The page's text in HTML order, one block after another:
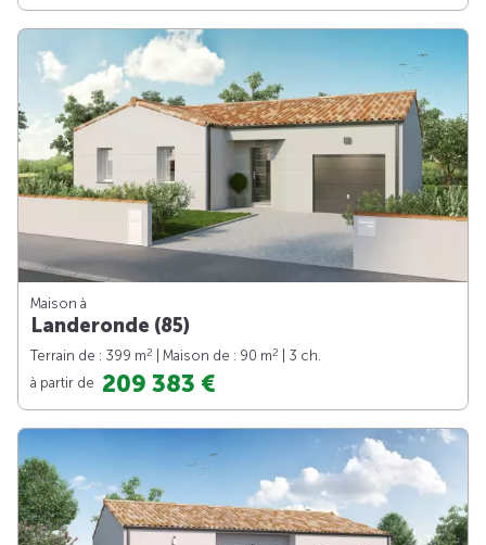
Maison à
Landeronde (85)
Terrain de : 399 m2 | Maison de : 90 m2
| 3 ch.
à partir de 209 383 €